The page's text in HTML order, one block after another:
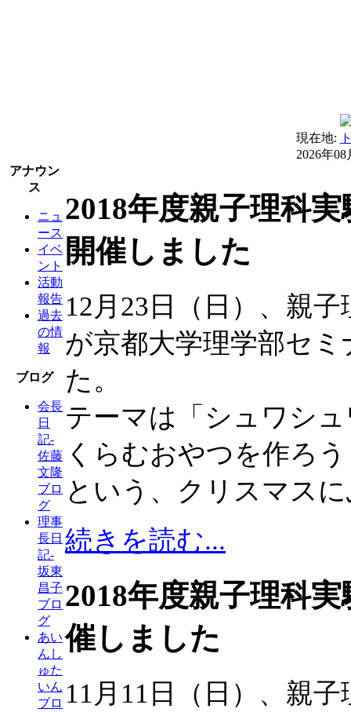
現在地:
2026年08
アナウン
ス
ニュ
ース
イベ
ント
活動
報告
過去
の情
報
ブログ
会長
日
記-
佐藤
文隆
ブロ
グ
理事
長日
記-
坂東
昌子
ブロ
グ
あい
んし
ゅた
いん
ブロ
2018年度親子理科
開催しました
12月23日（日）、親
が京都大学理学部セ
た。
テーマは「シュワシ
くらむおやつを作ろ
という、クリスマス
続きを読む...
2018年度親子理科
催しました
11月11日（日）、親